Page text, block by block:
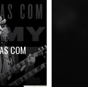
COM
Pag...